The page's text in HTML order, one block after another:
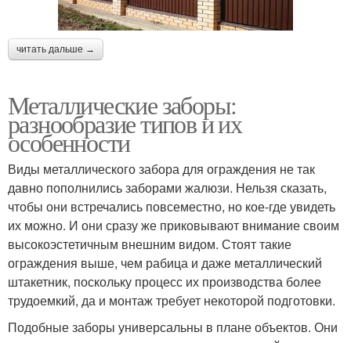
читать дальше →
Металлические заборы:
разнообразие типов и их
особенности
Виды металлического забора для ограждения не так
давно пополнились заборами жалюзи. Нельзя сказать,
чтобы они встречались повсеместно, но кое-где увидеть
их можно. И они сразу же приковывают внимание своим
высокоэстетичным внешним видом. Стоят такие
ограждения выше, чем рабица и даже металлический
штакетник, поскольку процесс их производства более
трудоемкий, да и монтаж требует некоторой подготовки.
Подобные заборы универсальны в плане объектов. Они